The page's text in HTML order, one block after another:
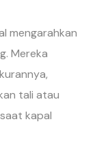
mengarahkan
Mereka
tali atau
kapal